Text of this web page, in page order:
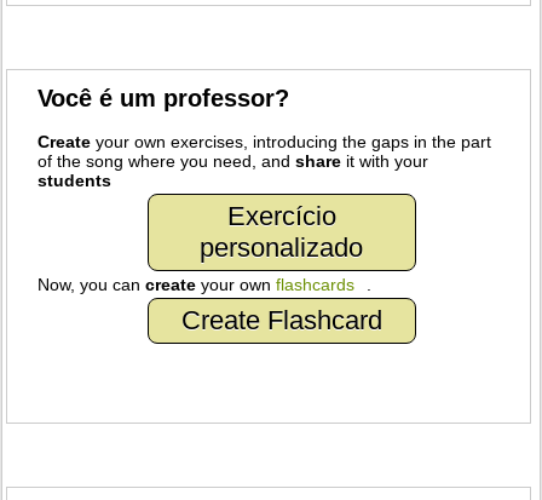
Você é um professor?
Create your own exercises, introducing the gaps in the part
of the song where you need, andshare it with your
students
Exercício
personalizado
Now, you cancreate your ownflashcards
Create Flashcard